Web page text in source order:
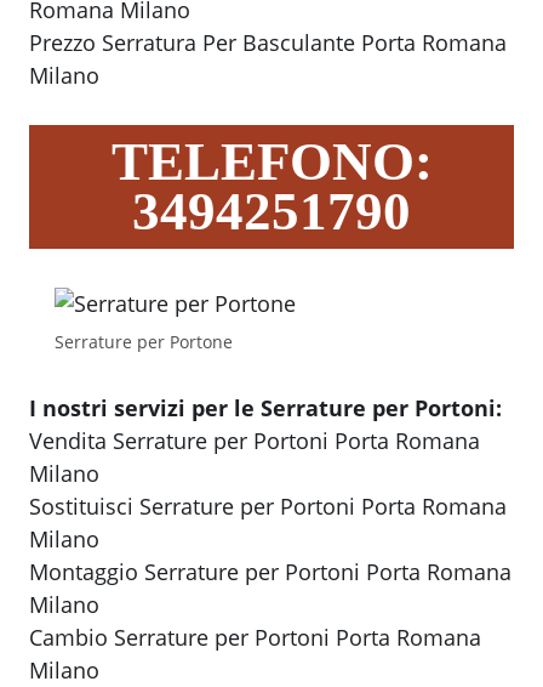
Romana Milano
Prezzo Serratura Per Basculante Porta Romana
Milano
TELEFONO:
3494251790
Serrature per Portone
I nostri servizi per le Serrature per Portoni:
Vendita Serrature per Portoni Porta Romana
Milano
Sostituisci Serrature per Portoni Porta Romana
Milano
Montaggio Serrature per Portoni Porta Romana
Milano
Cambio Serrature per Portoni Porta Romana
Milano